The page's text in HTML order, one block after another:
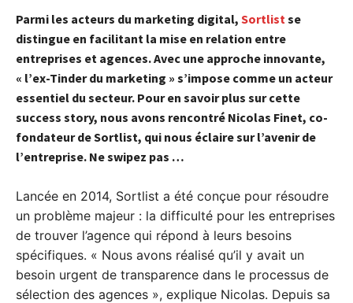
Parmi les acteurs du marketing digital, Sortlist se
distingue en facilitant la mise en relation entre
entreprises et agences. Avec une approche innovante,
« l’ex-Tinder du marketing » s’impose comme un acteur
essentiel du secteur. Pour en savoir plus sur cette
success story, nous avons rencontré Nicolas Finet, co-
fondateur de Sortlist, qui nous éclaire sur l’avenir de
l’entreprise. Ne swipez pas …
Lancée en 2014, Sortlist a été conçue pour résoudre
un problème majeur : la difficulté pour les entreprises
de trouver l’agence qui répond à leurs besoins
spécifiques. « Nous avons réalisé qu’il y avait un
besoin urgent de transparence dans le processus de
sélection des agences », explique Nicolas. Depuis sa